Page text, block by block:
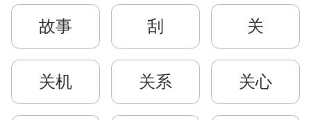
故事 刮 关
关机 关系 关心